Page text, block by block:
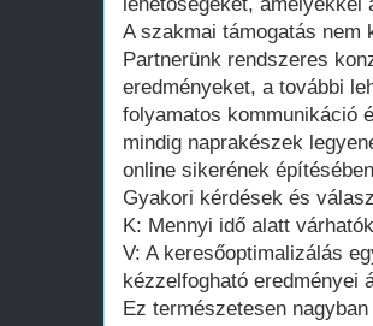
A szakmai támogatás nem
Partnerünk rendszeres
eredményeket, a további
folyamatos kommunikáció
mindig naprakészek
online sikerének
Gyakori kérdések és
K: Mennyi idő alatt
V: A keresőoptimalizálás
kézzelfogható eredményei
Ez természetesen